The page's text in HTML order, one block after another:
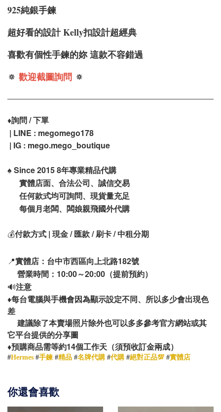
925純銀手鍊
超好看的設計 Kelly扣設計超經典
喜歡有個性手鍊的妳 這款不容錯過
🔅 歡迎截圖詢問 🔅
♦️詢問 / 下單
| LINE : megomego178
| IG : mego.mego_boutique
♠️ Since 2015 8年專業精品代購
實體店面、合法公司、誠信交易
任何款式均可詢問、現貨量充足
每個月老闆、闆娘親飛國外代購
💰付款方式 | 現金 / 匯款 / 刷卡 / 中租分期
📍實體店：台中市西區向上北路182號
營業時間：10:00～20:00（提前預約）
🔊注意
♦️每台電腦與手機會因為顯示設定不同、所以多少會出現色
差
建議除了本賣場照片除外也可以多多參考官方網站或其
它平台提供的分享圖
♦️預購商品需等約14個工作天（須預收訂金兩成）
#Hermes #手鍊 #精品 #名牌代購 #代購 #絕對正品💯 #實體店
你還會喜歡